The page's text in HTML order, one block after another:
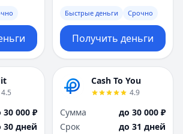
Сочи
Сургут
Т
Тверь
Тольятти
Томск
Тюмень
Сочи
Сургут
Т
Тверь
Тольятти
Томск
Тюмень
Быстрые деньги Срочно
Получить деньги
4.5
30 000 ₽
30 дней
Cash To You
4.9
Сумма
до 30 000 ₽
Срок
до 31 дней